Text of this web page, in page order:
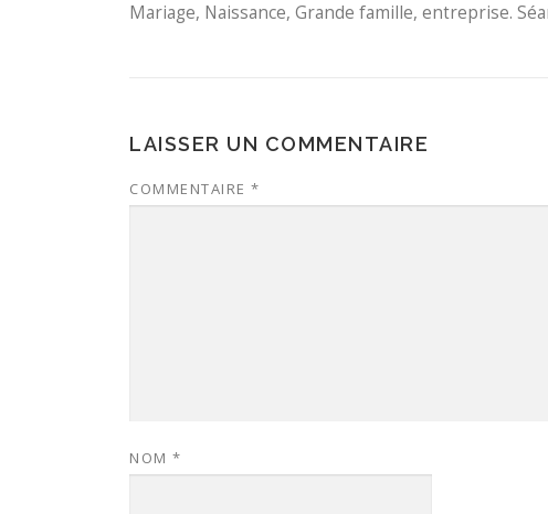
Mariage, Naissance, Grande famille, entreprise.
LAISSER UN COMMENTAIRE
COMMENTAIRE *
NOM *